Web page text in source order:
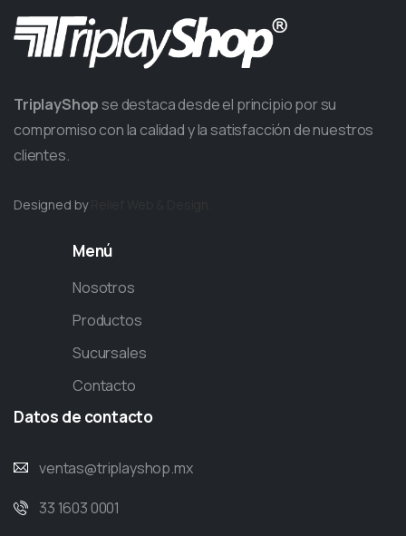
TriplayShop se destaca desde el principio por su
compromiso con la calidad y la satisfacción de nuestros
clientes.
Designed by
Menú
Nosotros
Productos
Sucursales
Contacto
Datos de contacto
ventas@triplayshop.mx
33 1603 0001